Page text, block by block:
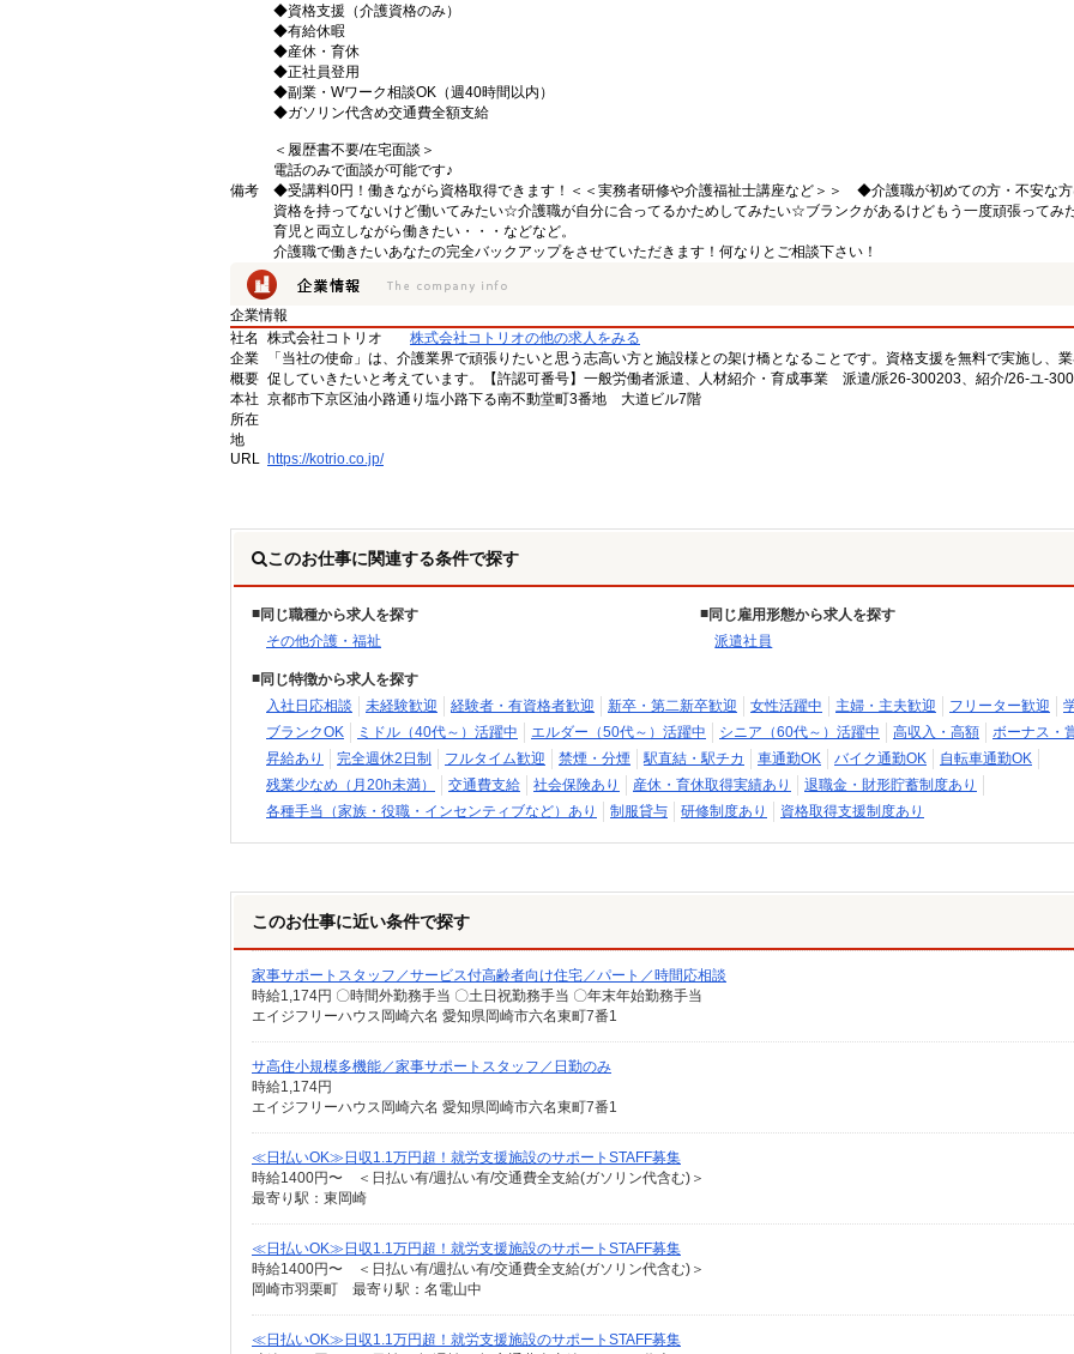
◆資格支援（介護資格のみ）
◆有給休暇
◆産休・育休
◆正社員登用
◆副業・Wワーク相談OK（週40時間以内）
◆ガソリン代含め交通費全額支給
＜履歴書不要/在宅面談＞
電話のみで面談が可能です♪
備考
◆受講料0円！働きながら資格取得できます！＜＜実務者研修や介護福祉士講座など＞＞ ◆介護職が初めての方・不安な
資格を持ってないけど働いてみたい☆介護職が自分に合ってるかためしてみたい☆ブランクがあるけどもう一度頑張ってみ
育児と両立しながら働きたい・・・などなど。
介護職で働きたいあなたの完全バックアップをさせていただきます！何なりとご相談下さい！
企業情報
社名
株式会社コトリオ
株式会社コトリオの他の求人をみる
企業
概要
「当社の使命」は、介護業界で頑張りたいと思う志高い方と施設様との架け橋となることです。資格支援を無料で実施し、
促していきたいと考えています。【許認可番号】一般労働者派遣、人材紹介・育成事業 派遣/派26-300203、紹介/26-ユ-
本社
所在
地
京都市下京区油小路通り塩小路下る南不動堂町3番地 大道ビル7階
URL https://kotrio.co.jp/
このお仕事に関連する条件で探す
同じ職種から求人を探す
その他介護・福祉
同じ雇用形態から求人を探す
派遣社員
同じ特徴から求人を探す
入社日応相談
未経験歓迎 経験者・有資格者歓迎 新卒・第二新卒歓迎 女性活躍中 主婦・主夫歓迎 フリーター歓迎
ブランクOK
ミドル（40代～）活躍中 エルダー（50代～）活躍中 シニア（60代～）活躍中 高収入・高額
ボーナス・
昇給あり
完全週休2日制 フルタイム歓迎 禁煙・分煙 駅直結・駅チカ 車通勤OK バイク通勤OK
自転車通勤OK
残業少なめ（月20h未満）
交通費支給 社会保険あり 産休・育休取得実績あり
退職金・財形貯蓄制度あり
各種手当（家族・役職・インセンティブなど）あり
制服貸与 研修制度あり 資格取得支援制度あり
このお仕事に近い条件で探す
家事サポートスタッフ／サービス付高齢者向け住宅／パート／時間応相談
時給1,174円 〇時間外勤務手当 〇土日祝勤務手当 〇年末年始勤務手当
エイジフリーハウス岡崎六名 愛知県岡崎市六名東町7番1
サ高住小規模多機能／家事サポートスタッフ／日勤のみ
時給1,174円
エイジフリーハウス岡崎六名 愛知県岡崎市六名東町7番1
≪日払いOK≫日収1.1万円超！就労支援施設のサポートSTAFF募集
時給1400円〜 ＜日払い有/週払い有/交通費全支給(ガソリン代含む)＞
最寄り駅：東岡崎
≪日払いOK≫日収1.1万円超！就労支援施設のサポートSTAFF募集
時給1400円〜 ＜日払い有/週払い有/交通費全支給(ガソリン代含む)＞
岡崎市羽栗町 最寄り駅：名電山中
≪日払いOK≫日収1.1万円超！就労支援施設のサポートSTAFF募集